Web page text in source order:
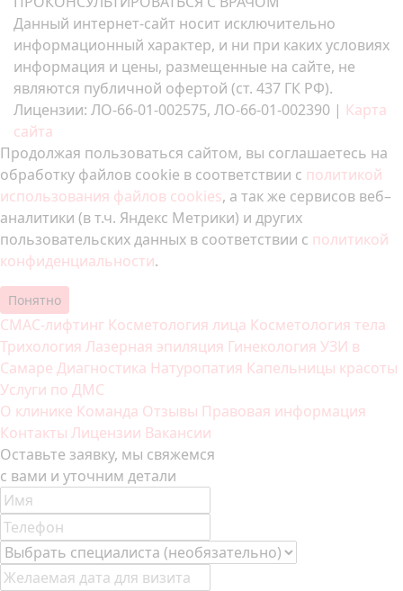
Данный интернет-сайт носит исключительно
информационный характер, и ни при каких условиях
информация и цены, размещенные на сайте, не
являются публичной офертой (ст. 437 ГК РФ).
Лицензии: ЛО-66-01-002575, ЛО-66-01-002390 | Карта
сайта
Продолжая пользоваться сайтом, вы соглашаетесь на
обработку файлов cookie в соответствии с политикой
использования файлов cookies, а так же сервисов веб–
аналитики (в т.ч. Яндекс Метрики) и других
пользовательских данных в соответствии с политикой
конфиденциальности.
Понятно
СМАС-лифтинг Косметология лица Косметология тела
Трихология Лазерная эпиляция Гинекология УЗИ в
Самаре Диагностика Натуропатия Капельницы красоты
Услуги по ДМС
О клинике Команда Отзывы Правовая информация
Контакты Лицензии Вакансии
Оставьте заявку, мы свяжемся
с вами и уточним детали